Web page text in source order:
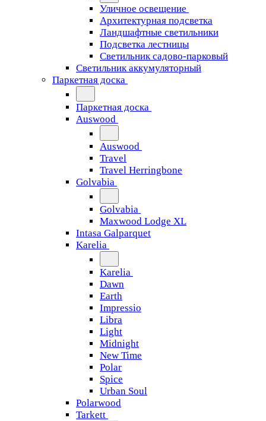
Уличное освещение
Архитектурная подсветка
Ландшафтные светильники
Подсветка лестницы
Светильник садово-парковый
Светильник аккумуляторный
Паркетная доска
Паркетная доска
Auswood
Auswood
Travel
Travel Herringbone
Golvabia
Golvabia
Maxwood Lodge XL
Intasa Galparquet
Karelia
Karelia
Dawn
Earth
Impressio
Libra
Light
Midnight
New Time
Polar
Spice
Urban Soul
Polarwood
Tarkett